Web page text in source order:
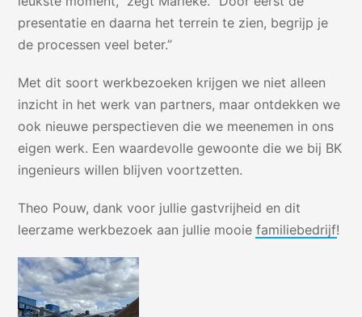
presentatie en daarna het terrein te zien, begrijp je
de processen veel beter.”
Met dit soort werkbezoeken krijgen we niet alleen
inzicht in het werk van partners, maar ontdekken we
ook nieuwe perspectieven die we meenemen in ons
eigen werk. Een waardevolle gewoonte die we bij BK
ingenieurs willen blijven voortzetten.
Theo Pouw, dank voor jullie gastvrijheid en dit
leerzame werkbezoek aan jullie mooiefamiliebedrijf!